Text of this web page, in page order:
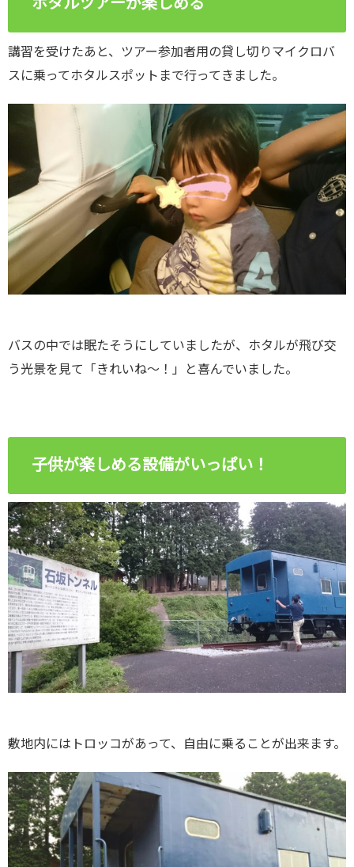
ホタルツアーが楽しめる
講習を受けたあと、ツアー参加者用の貸し切りマイクロバ
スに乗ってホタルスポットまで行ってきました。
バスの中では眠たそうにしていましたが、ホタルが飛び交
う光景を見て「きれいね～！」と喜んでいました。
子供が楽しめる設備がいっぱい！
敷地内にはトロッコがあって、自由に乗ることが出来ます。